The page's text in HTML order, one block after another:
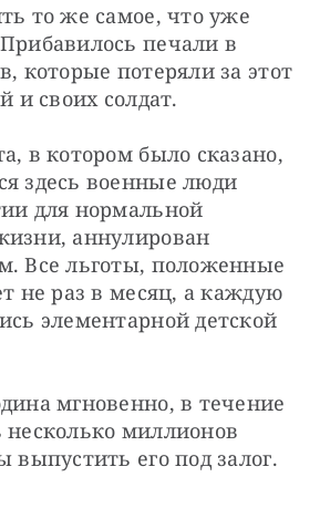
то же самое, что уже
печали в
которые потеряли за этот
и своих солдат.
в котором было сказано,
здесь военные люди
для нормальной
аннулирован
Все льготы, положенные
не раз в месяц, а каждую
элементарной детской
мгновенно, в течение
несколько миллионов
выпустить его под залог.